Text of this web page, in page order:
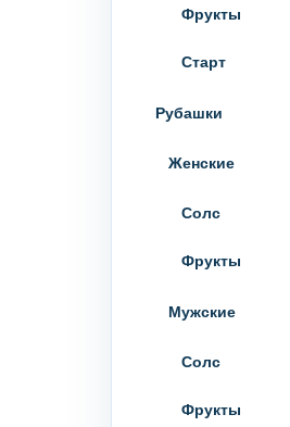
Фрукты
Старт
Рубашки
Женские
Солс
Фрукты
Мужские
Солс
Фрукты